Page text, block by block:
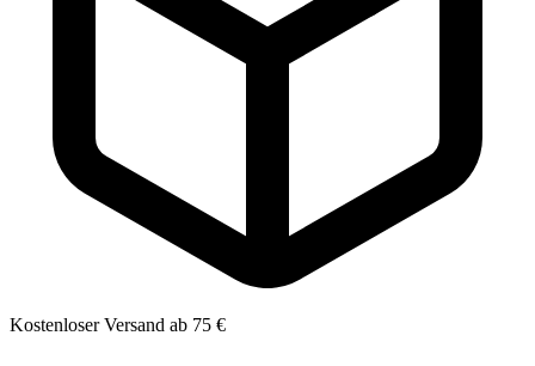
Kostenloser Versand ab 75 €